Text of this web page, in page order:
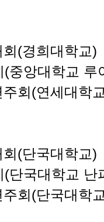
(경희대학교)
중앙대학교 루
회(연세대학
(단국대학교)
단국대학교 난
회(단국대학